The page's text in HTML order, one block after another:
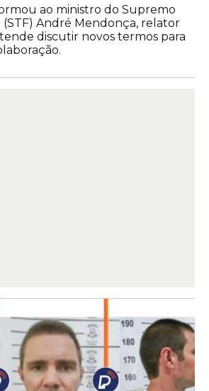
ao ministro do Supremo
André Mendonça, relator
discutir novos termos para